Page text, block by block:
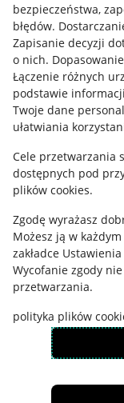
bezpieczeństwa,
błędów.
Zapisanie decyzji
o nich.
Łączenie różnych
podstawie
Twoje dane
ułatwiania
Cele przetwarzania
dostępnych pod
plików cookies.
Zgodę wyrażasz
Możesz ją w
zakładce
Wycofanie zgody
przetwarzania.
polityka plików
Informacje
Regulamin
Polityka plików
Ustawienia plików
Informacje dla Aktu